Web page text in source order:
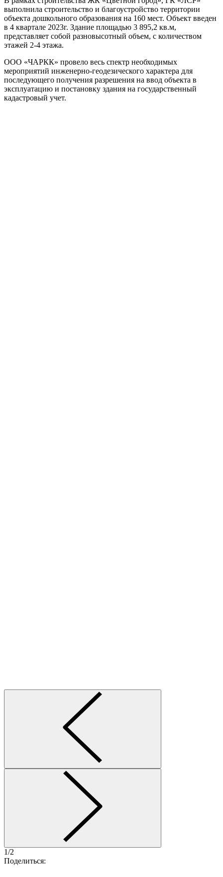
выполнила строительство и благоустройство территории
объекта дошкольного образования на 160 мест. Объект введен
в 4 квартале 2023г. Здание площадью 3 895,2 кв.м,
представляет собой разновысотный объем, с количеством
этажей 2-4 этажа.
ООО «ЧАРКК» провело весь спектр необходимых
мероприятий инженерно-геодезического характера для
последующего получения разрешения на ввод объекта в
эксплуатацию и постановку здания на государственный
кадастровый учет.
1/2
Поделиться: